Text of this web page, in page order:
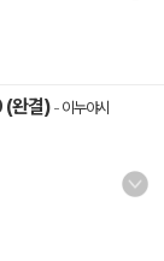
(완결) - 이누야시